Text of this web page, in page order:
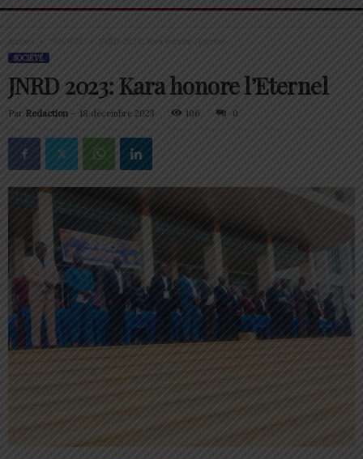
Accueil JNRD 2023: Kara honore l’Eternel
SOCIÉTÉ
JNRD 2023: Kara honore l’Eternel
Par Redaction - 18 décembre 2023 106 0